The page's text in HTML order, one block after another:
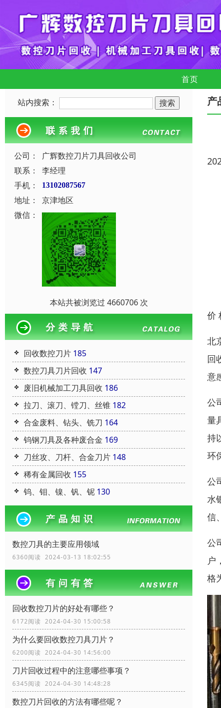
首页
站内搜索：
公司：
广辉数控刀片刀具回收公司
联系：
李经理
手机：
13102087567
地址：
京津地区
微信：
本站共被浏览过 4660706 次
回收数控刀片 185
数控刀具刀片回收 147
废旧机械加工刀具回收 186
拉刀、滚刀、镗刀、丝锥 182
合金废料、钻头、铣刀 164
钨钢刀具及各种废合金 169
刀丝攻、刀杆、合金刀片 148
稀有金属回收 155
钨、钼、镍、钒、铌 130
数控刀具的主要应用领域
6360阅读 2024-03-13 18:02:55
回收数控刀片的好处有哪些？
6172阅读 2024-04-30 15:00:58
为什么要回收数控刀具刀片？
6200阅读 2024-04-30 14:56:00
刀片回收过程中的注意哪些事项？
6345阅读 2024-04-30 14:48:28
数控刀片回收的方法有哪些呢？
产
价
北
回
意
公
量
持
环
公
水
信
公
户
格